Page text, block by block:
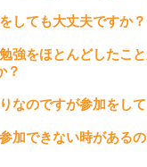
しても大丈夫ですか？
強をほとんどしたこ
？
なのですが参加をし
加できない時がある